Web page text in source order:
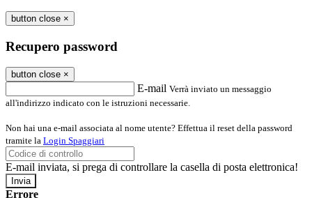
button close ×
Recupero password
button close ×
E-mail Verrà inviato un messaggio
all'indirizzo indicato con le istruzioni necessarie.
Non hai una e-mail associata al nome utente? Effettua il reset della password
tramite la Login Spaggiari
E-mail inviata, si prega di controllare la casella di posta elettronica!
Errore